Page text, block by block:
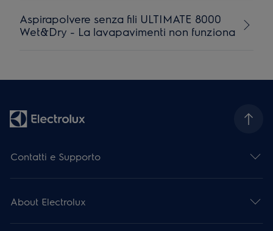
Aspirapolvere senza fili ULTIMATE 8000
Wet&Dry - La lavapavimenti non funziona
Contatti e Supporto
About Electrolux